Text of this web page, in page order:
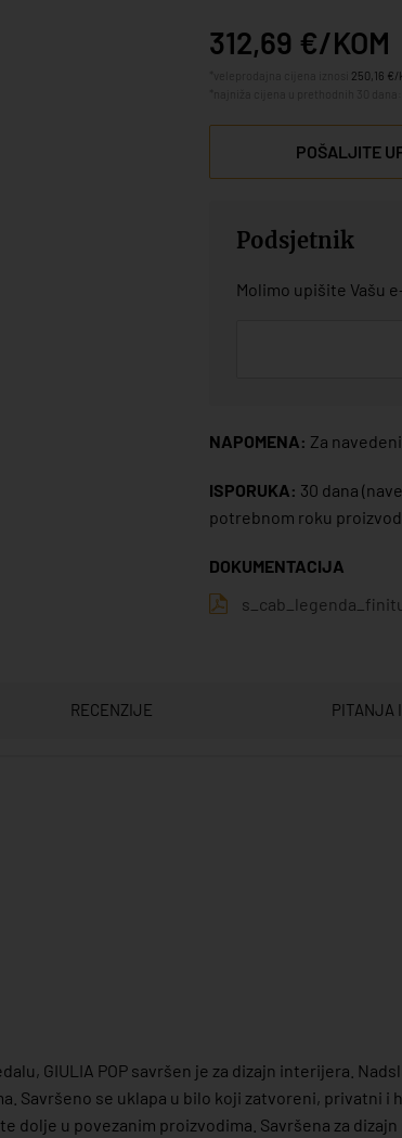
312,69 €/KOM
250,16 €/
POŠALJITE
Podsjetnik
Molimo upišite Vašu
NAPOMENA: Za
ISPORUKA: 30 dana
potrebnom roku
DOKUMENTACIJA
RECENZIJE PITANJA I
GIULIA POP savršen je za dizajn interijera.
Savršeno se uklapa u bilo koji zatvoreni, privatni
dolje u povezanim proizvodima. Savršena za